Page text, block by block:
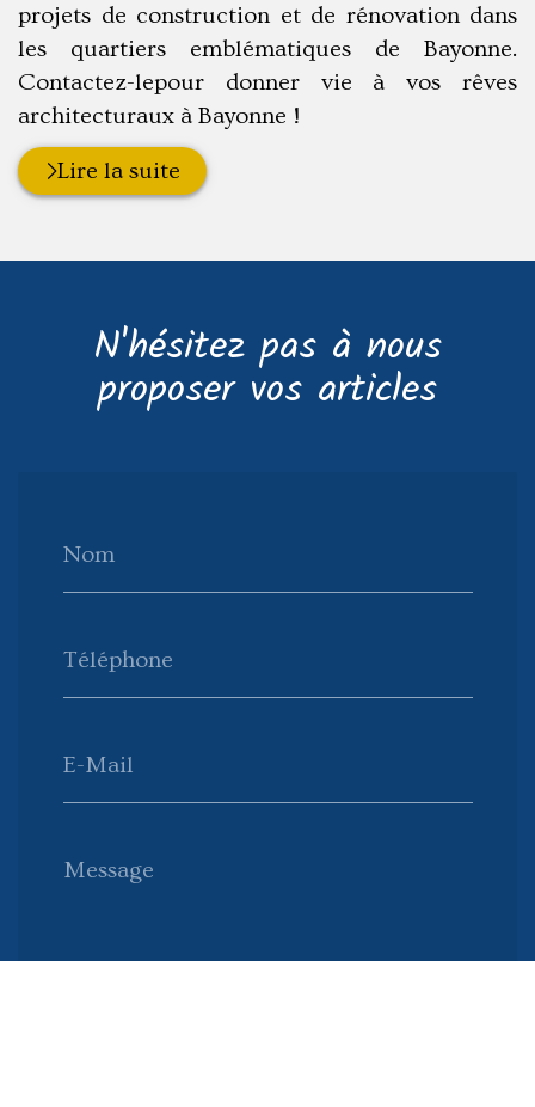
projets de construction et de rénovation dans
les quartiers emblématiques de Bayonne.
Contactez-lepour donner vie à vos rêves
architecturaux à Bayonne !
Lire la suite
N'hésitez pas à nous
proposer vos articles
Nom
Téléphone
E-Mail
Message